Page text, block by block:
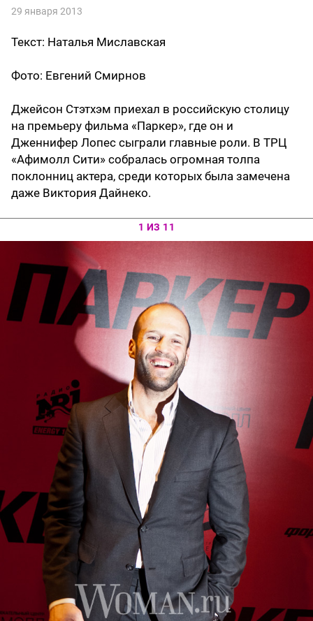
29 января 2013
Текст: Наталья Миславская
Фото: Евгений Смирнов
Джейсон Стэтхэм приехал в российскую столицу
на премьеру фильма «Паркер», где он и
Дженнифер Лопес сыграли главные роли. В ТРЦ
«Афимолл Сити» собралась огромная толпа
поклонниц актера, среди которых была замечена
даже Виктория Дайнеко.
1 ИЗ 11